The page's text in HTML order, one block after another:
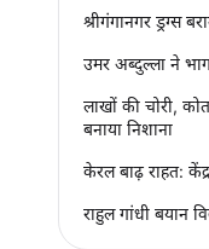
श्रीगंगानगर ड्रग्स
उमर अब्दुल्ला ने
लाखों की चोरी,
बनाया निशाना
केरल बाढ़ राहत:
राहुल गांधी बयान